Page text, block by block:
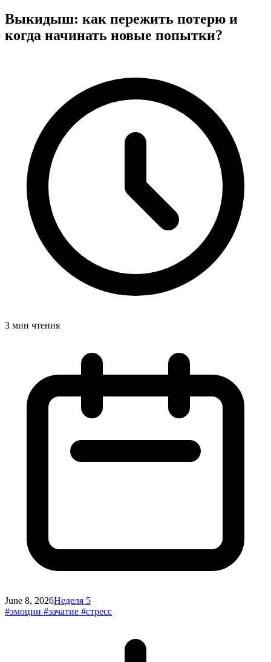
Выкидыш: как пережить потерю и
когда начинать новые попытки?
3 мин чтения
June 8, 2026Неделя 5
#эмоции #зачатие #стресс